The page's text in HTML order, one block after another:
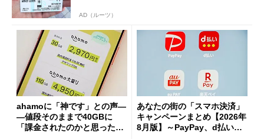
AD（ルーツ）
ahamoに「神です」との声―
―値段そのままで40GBに
「課金されたのかと思った」
あなたの街の「スマホ決済」
キャンペーンまとめ【2026年
8月版】～PayPay、d払い、a